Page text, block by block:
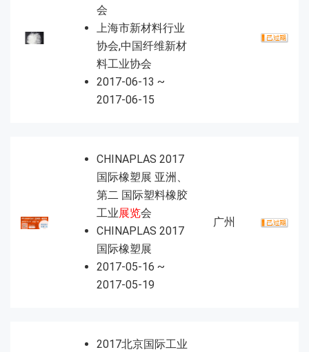
会
上海市新材料行业
协会,中国纤维新材
料工业协会
2017-06-13 ~
2017-06-15
CHINAPLAS 2017
国际橡塑展 亚洲、
第二 国际塑料橡胶
工业展览会
CHINAPLAS 2017
国际橡塑展
2017-05-16 ~
2017-05-19
广州
2017北京国际工业